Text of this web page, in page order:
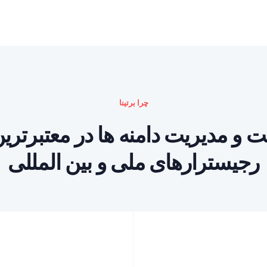
چرا برتینا
و مدیریت دامنه ها در
رجیسترارهای ملی و بین المللی